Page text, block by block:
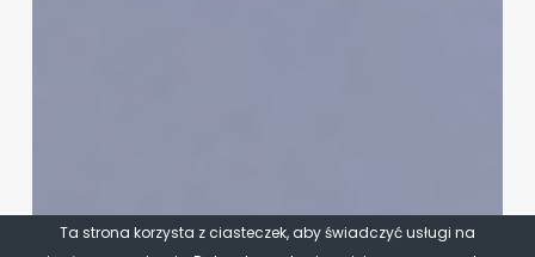
Ta strona korzysta z ciasteczek, aby świadczyć usługi na